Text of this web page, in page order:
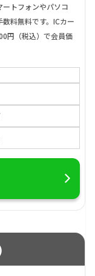
トフォンやパソコ
料無料です。ICカー
円（税込）で会員価